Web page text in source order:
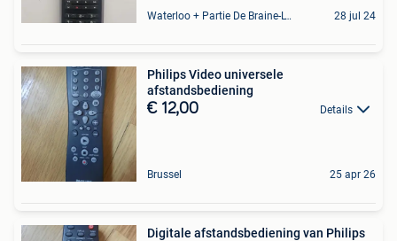
Waterloo + Partie De Braine-L'Alleud, De Ohain 28 jul 24
Philips Video universele
afstandsbediening
€ 12,00 Details
Brussel 25 apr 26
Digitale afstandsbediening van Philips